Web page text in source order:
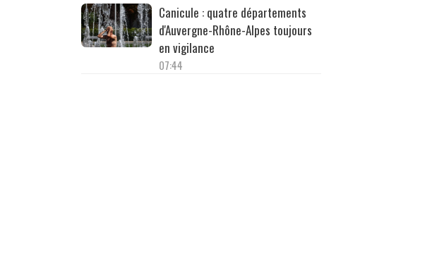
Canicule : quatre départements
d'Auvergne-Rhône-Alpes toujours
en vigilance
07:44